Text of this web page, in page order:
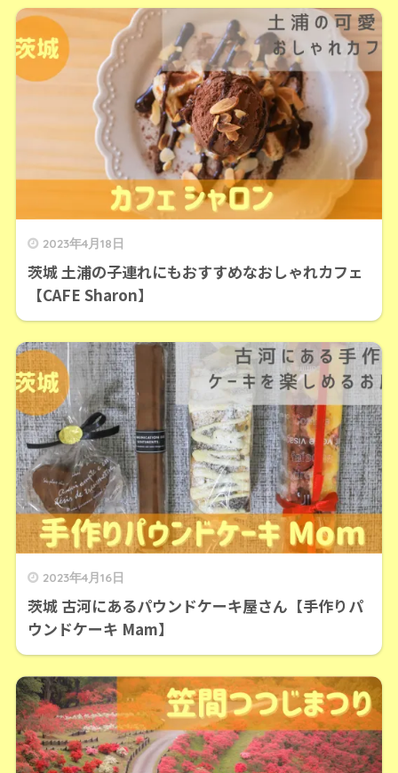
2023年4月18日
茨城 土浦の子連れにもおすすめなおしゃれカフェ
【CAFE Sharon】
2023年4月16日
茨城 古河にあるパウンドケーキ屋さん【手作りパ
ウンドケーキ Mam】